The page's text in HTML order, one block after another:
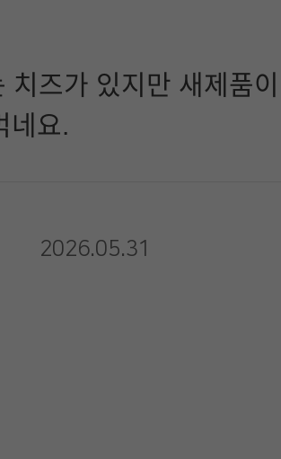
치즈가 있지만 새제품
네요.
2026.05.31